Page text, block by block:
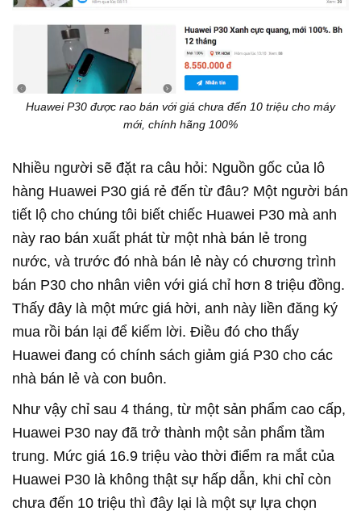
Huawei P30 được rao bán với giá chưa đến 10 triệu cho máy
mới, chính hãng 100%
Nhiều người sẽ đặt ra câu hỏi: Nguồn gốc của lô
hàng Huawei P30 giá rẻ đến từ đâu? Một người bán
tiết lộ cho chúng tôi biết chiếc Huawei P30 mà anh
này rao bán xuất phát từ một nhà bán lẻ trong
nước, và trước đó nhà bán lẻ này có chương trình
bán P30 cho nhân viên với giá chỉ hơn 8 triệu đồng.
Thấy đây là một mức giá hời, anh này liền đăng ký
mua rồi bán lại để kiếm lời. Điều đó cho thấy
Huawei đang có chính sách giảm giá P30 cho các
nhà bán lẻ và con buôn.
Như vậy chỉ sau 4 tháng, từ một sản phẩm cao cấp,
Huawei P30 nay đã trở thành một sản phẩm tầm
trung. Mức giá 16.9 triệu vào thời điểm ra mắt của
Huawei P30 là không thật sự hấp dẫn, khi chỉ còn
chưa đến 10 triệu thì đây lại là một sự lựa chọn